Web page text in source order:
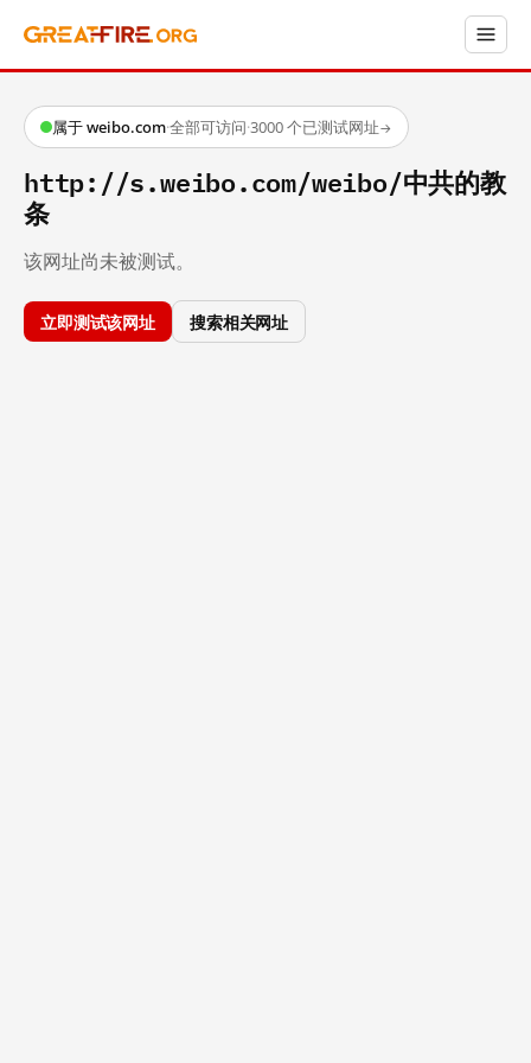
属于 weibo.com·全部可访问·3000 个已测试网址→
http://s.weibo.com/weibo/中共的教
条
该网址尚未被测试。
立即测试该网址 搜索相关网址